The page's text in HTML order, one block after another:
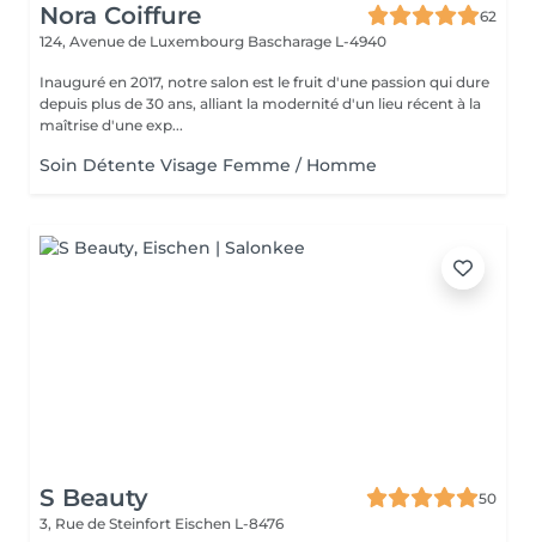
Nora Coiffure
62
124, Avenue de Luxembourg Bascharage L-4940
Inauguré en 2017, notre salon est le fruit d'une passion qui dure
depuis plus de 30 ans, alliant la modernité d'un lieu récent à la
maîtrise d'une exp...
Soin Détente Visage Femme / Homme
S Beauty
50
3, Rue de Steinfort Eischen L-8476